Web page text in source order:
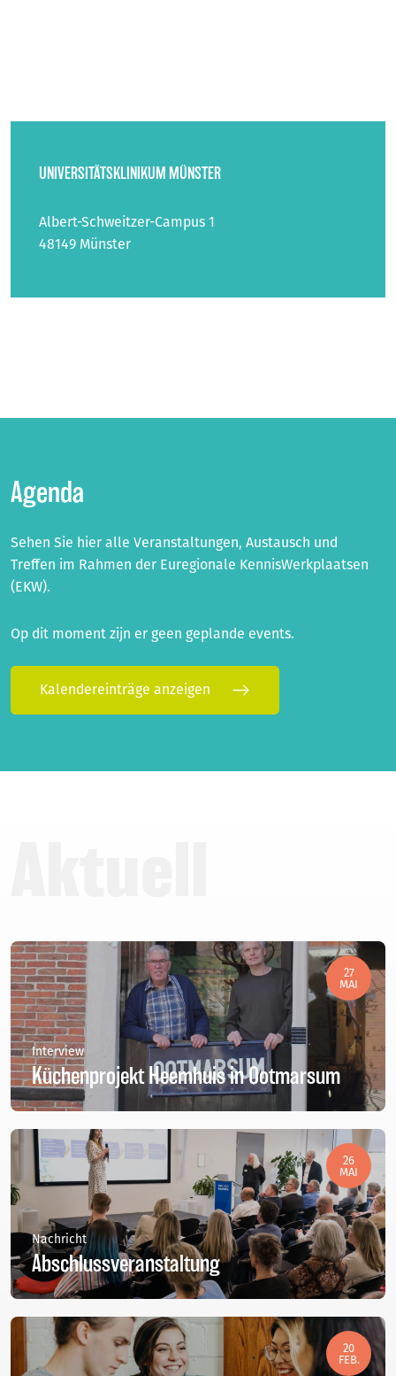
UNIVERSITÄTSKLINIKUM MÜNSTER
Albert-Schweitzer-Campus 1
48149 Münster
Agenda
Sehen Sie hier alle Veranstaltungen, Austausch und
Treffen im Rahmen der Euregionale KennisWerkplaatsen
(EKW).
Op dit moment zijn er geen geplande events.
Kalendereinträge anzeigen
27
MAI
Interview
Küchenprojekt Heemhuis in Ootmarsum
26
MAI
Nachricht
Abschlussveranstaltung
20
FEB.